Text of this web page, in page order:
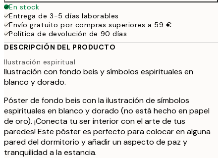
En stock
Entrega de 3-5 días laborables
Envío gratuito por compras superiores a 59 €
Política de devolución de 90 días
DESCRIPCIÓN DEL PRODUCTO
Ilustración espiritual
Ilustración con fondo beis y símbolos espirituales en
blanco y dorado.
Póster de fondo beis con la ilustración de símbolos
espirituales en blanco y dorado (no está hecho en papel
de oro). ¡Conecta tu ser interior con el arte de tus
paredes! Este póster es perfecto para colocar en alguna
pared del dormitorio y añadir un aspecto de paz y
tranquilidad a la estancia.